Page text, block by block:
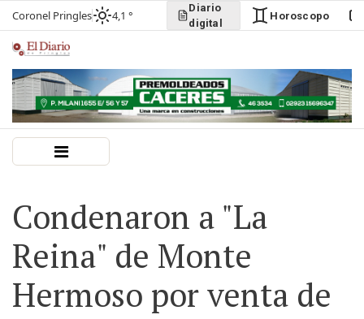
Coronel Pringles 4,1 °
Diario
digital
Horoscopo
Condenaron a "La
Reina" de Monte
Hermoso por venta de